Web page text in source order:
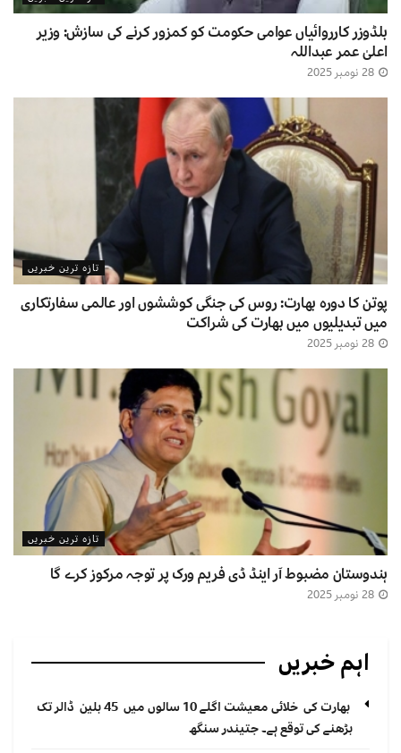
بلڈوزر کارروائیاں عوامی حکومت کو کمزور کرنے کی سازش: وزیر
اعلیٰ عمر عبداللہ
تازہ ترین خبریں
پوتن کا دورہ بھارت: روس کی جنگی کوششوں اور عالمی سفارتکاری
میں تبدیلیوں میں بھارت کی شراکت
تازہ ترین خبریں
ہندوستان مضبوط آر اینڈ ڈی فریم ورک پر توجہ مرکوز کرے گا
اہم خبریں
بھارت کی خلائی معیشت اگلے 10 سالوں میں 45 بلین ڈالر تک
بڑھنے کی توقع ہے۔ جتیندر سنگھ